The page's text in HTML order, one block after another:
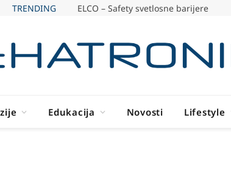
TRENDING ELCO – Safety svetlosne barijere
Edukacija Novosti Lifestyle